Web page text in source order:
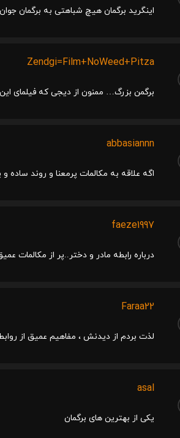
اینگرید برگمان هیچ شباهتی به برگمان
Zendgi=Film+NoWeed+Pitza
برگمن بزرگ… ممنون از دیجی که فیلمای
abbasiannn
اگه علاقه به مکالمات پرمعنا و روند
faeze1997
درباره رابطه مادر و دختر..پر از مکالمات
Faraa22
لذت بردم از ديدنش ، مفاهيم عميق از
asal
یکی از بهترین های برگمان